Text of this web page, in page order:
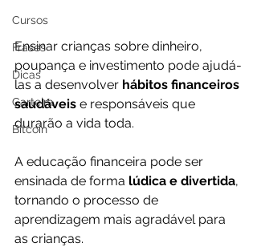
Cursos
Frases
Dicas
Carteira
Bitcoin
Ensinar crianças sobre dinheiro,
poupança e investimento pode ajudá-
las a desenvolver hábitos financeiros
saudáveis e responsáveis que
durarão a vida toda.
A educação financeira pode ser
ensinada de forma lúdica e divertida,
tornando o processo de
aprendizagem mais agradável para
as crianças.